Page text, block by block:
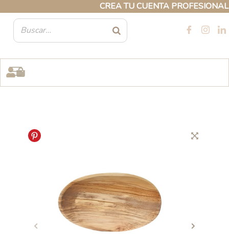
CREA TU CUENTA PROFESIONAL Y
contenido